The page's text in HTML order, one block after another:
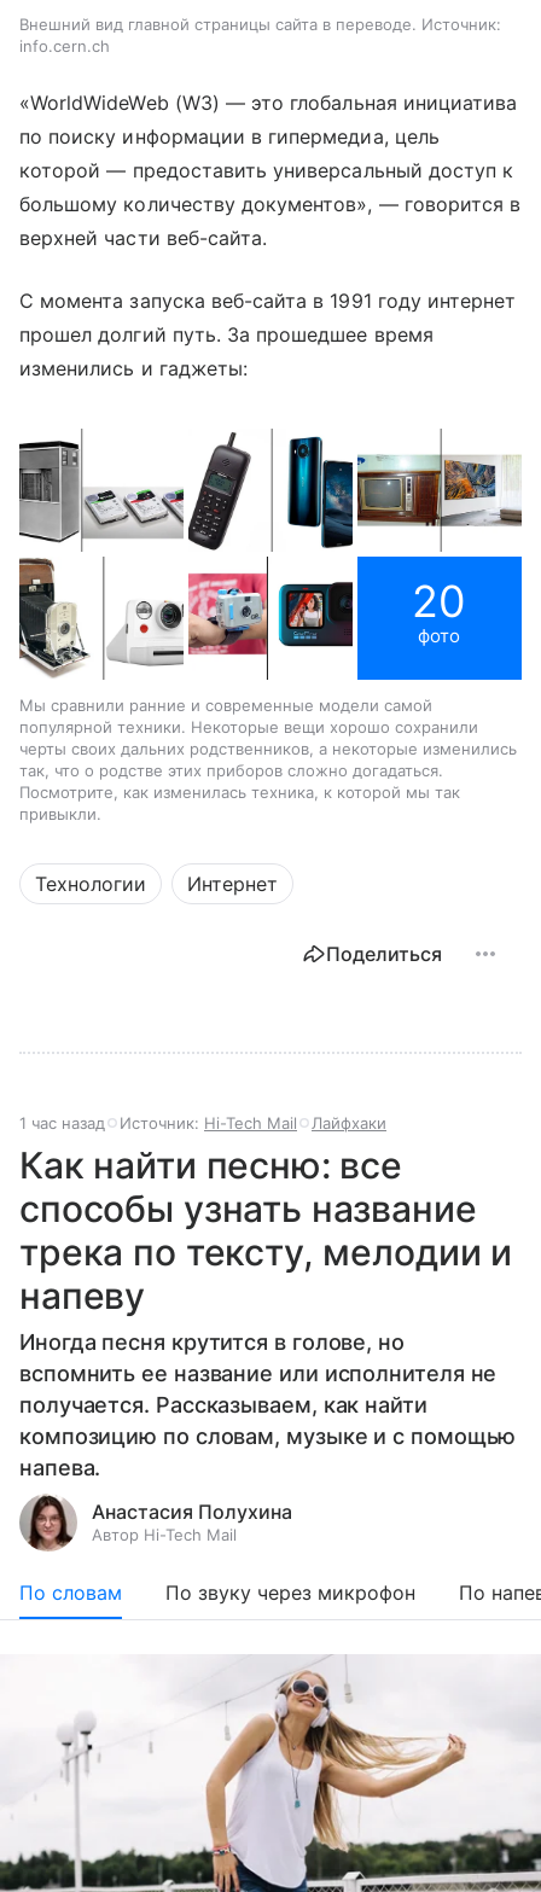
Внешний вид главной страницы сайта в переводе. Источник:
info.cern.ch
«WorldWideWeb (W3) —это глобальная инициатива
по поиску информации в гипермедиа, цель
которой— предоставить универсальный доступ к
большому количеству документов», —говорится в
верхней части веб-сайта.
С момента запуска веб-сайта в 1991 году интернет
прошел долгий путь. За прошедшее время
изменились и гаджеты:
20
фото
Мы сравнили ранние и современные модели самой
популярной техники. Некоторые вещи хорошо сохранили
черты своих дальних родственников, а некоторые изменились
так, что о родстве этих приборов сложно догадаться.
Посмотрите, как изменилась техника, к которой мы так
привыкли.
Технологии Интернет
Поделиться
1 час назад Источник: Hi-Tech Mail Лайфхаки
Как найти песню: все
способы узнать название
трека по тексту, мелодии и
напеву
Иногда песня крутится в голове, но
вспомнить ее название или исполнителя не
получается. Рассказываем, как найти
композицию по словам, музыке и с помощью
напева.
Анастасия Полухина
Автор Hi-Tech Mail
По словам По звуку через микрофон По